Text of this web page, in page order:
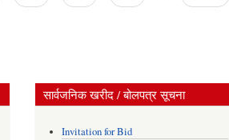
सार्वजनिक खरीद / बोलपत्र सूचना
Invitation for Bid